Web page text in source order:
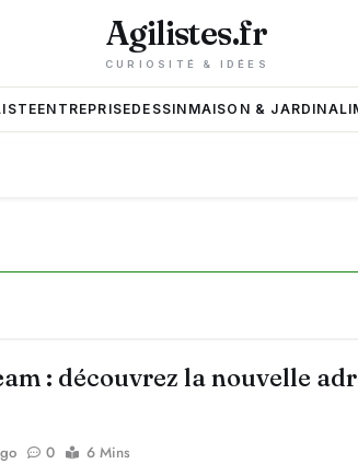
Agilistes.fr
CURIOSITÉ & IDÉES
ENTREPRISEDESSIN MAISON & JARDIN
: découvrez la nouvelle
0
6 Mins